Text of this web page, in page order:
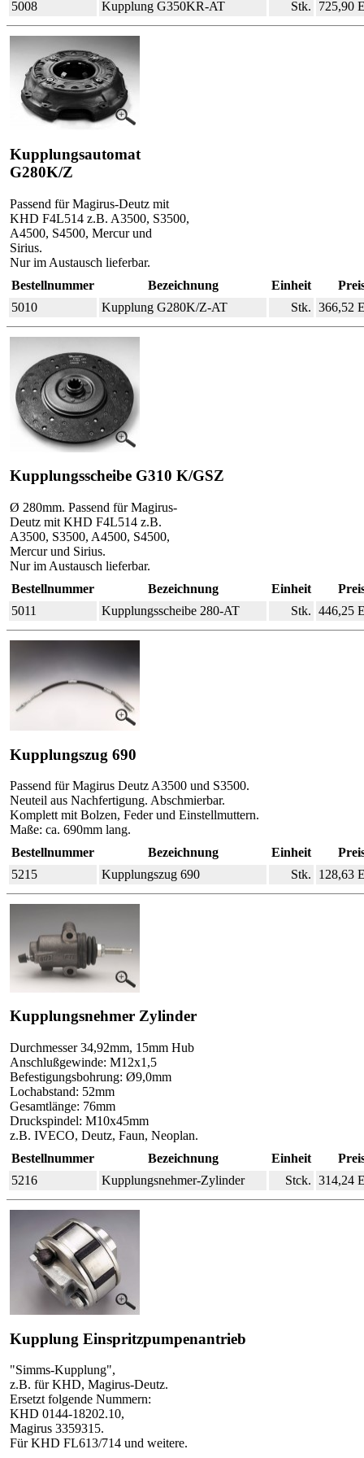
5008 Kupplung G350KR-AT Stk. 725,90
Kupplungsautomat
G280K/Z
Passend für Magirus-Deutz mit
KHD F4L514 z.B. A3500, S3500,
A4500, S4500, Mercur und
Sirius.
Nur im Austausch lieferbar.
Bestellnummer
Bezeichnung Einheit
5010
Kupplung G280K/Z-AT Stk. 366,52
Kupplungsscheibe G310 K/GSZ
Ø 280mm. Passend für Magirus-
Deutz mit KHD F4L514 z.B.
A3500, S3500, A4500, S4500,
Mercur und Sirius.
Nur im Austausch lieferbar.
Bestellnummer
Bezeichnung Einheit
5011
Kupplungsscheibe 280-AT Stk. 446,25
Kupplungszug 690
Passend für Magirus Deutz A3500 und S3500.
Neuteil aus Nachfertigung. Abschmierbar.
Komplett mit Bolzen, Feder und Einstellmuttern.
Maße: ca. 690mm lang.
Bestellnummer
Bezeichnung Einheit
5215
Kupplungszug 690 Stk. 128,63
Kupplungsnehmer Zylinder
Durchmesser 34,92mm, 15mm Hub
Anschlußgewinde: M12x1,5
Befestigungsbohrung: Ø9,0mm
Lochabstand: 52mm
Gesamtlänge: 76mm
Druckspindel: M10x45mm
z.B. IVECO, Deutz, Faun, Neoplan.
Bestellnummer
Bezeichnung Einheit
5216
Kupplungsnehmer-Zylinder Stck. 314,24
Kupplung Einspritzpumpenantrieb
"Simms-Kupplung",
z.B. für KHD, Magirus-Deutz.
Ersetzt folgende Nummern:
KHD 0144-18202.10,
Magirus 3359315.
Für KHD FL613/714 und weitere.